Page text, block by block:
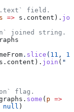
field.
s => s . content ).
joined string.
. slice ( 11 , 19
. content ). join ( " "
flag.
. some ( p =>
null )